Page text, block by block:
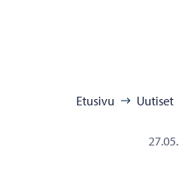
Etusivu Uutiset